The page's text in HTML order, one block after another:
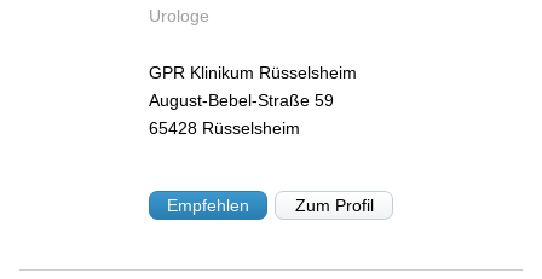
Urologe
GPR Klinikum Rüsselsheim
August-Bebel-Straße 59
65428 Rüsselsheim
Empfehlen Zum Profil